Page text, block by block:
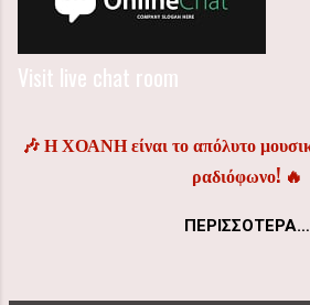
Visit live chat room
🎶 Η ΧΟΑΝΗ είναι το απόλυτο
ραδιόφωνο! 🔥
ΠΕΡΙΣΣΌΤΕΡΑ…